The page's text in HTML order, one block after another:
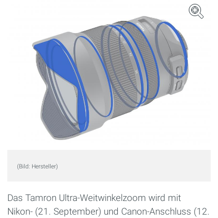
(Bild: Hersteller)
Das Tamron Ultra-Weitwinkelzoom wird mit
Nikon- (21. September) und Canon-Anschluss (12.